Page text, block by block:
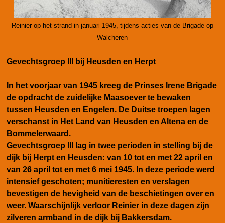
Reinier op het strand in januari 1945, tijdens acties van de Brigade op
Walcheren
Gevechtsgroep III bij Heusden en Herpt
In het voorjaar van 1945 kreeg de Prinses Irene Brigade
de opdracht de zuidelijke Maasoever te bewaken
tussen Heusden en Engelen. De Duitse troepen lagen
verschanst in Het Land van Heusden en Altena en de
Bommelerwaard.
Gevechtsgroep III lag in twee perioden in stelling bij de
dijk bij Herpt en Heusden: van 10 tot en met 22 april en
van 26 april tot en met 6 mei 1945. In deze periode werd
intensief geschoten; munitieresten en verslagen
bevestigen de hevigheid van de beschietingen over en
weer. Waarschijnlijk verloor Reinier in deze dagen zijn
zilveren armband in de dijk bij Bakkersdam.